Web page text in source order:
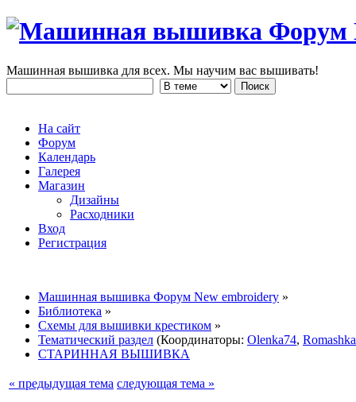
Машинная вышивка для всех. Мы научим вас вышивать!
На сайт
Форум
Календарь
Галерея
Магазин
Дизайны
Расходники
Вход
Регистрация
Машинная вышивка Форум New embroidery »
Библиотека »
Схемы для вышивки крестиком »
Тематический раздел (Координаторы: Olenka74, Romashka
СТАРИННАЯ ВЫШИВКА
« предыдущая тема следующая тема »